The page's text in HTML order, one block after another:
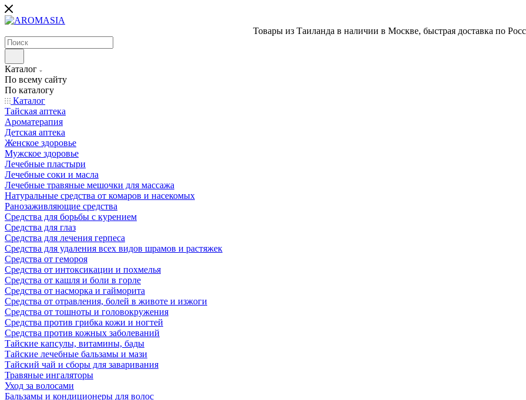
Товары из Таиланда в наличии в Москве, быстрая доставка по
Каталог
По всему сайту
По каталогу
Каталог
Тайская аптека
Ароматерапия
Детская аптека
Женское здоровье
Мужское здоровье
Лечебные пластыри
Лечебные соки и масла
Лечебные травяные мешочки для массажа
Натуральные средства от комаров и насекомых
Ранозаживляющие средства
Средства для борьбы с курением
Средства для глаз
Средства для лечения герпеса
Средства для удаления всех видов шрамов и растяжек
Средства от гемороя
Средства от интоксикации и похмелья
Средства от кашля и боли в горле
Средства от насморка и гайморита
Средства от отравления, болей в животе и изжоги
Средства от тошноты и головокружения
Средства против грибка кожи и ногтей
Средства против кожных заболеваний
Тайские капсулы, витамины, бады
Тайские лечебные бальзамы и мази
Тайский чай и сборы для заваривания
Травяные ингаляторы
Уход за волосами
Бальзамы и кондиционеры для волос